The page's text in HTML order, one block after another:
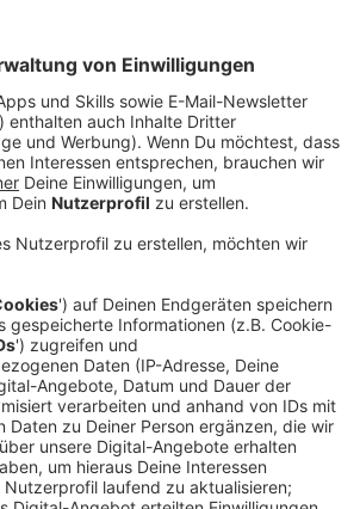
mit "PaybyPhone" läuft zum
hat man nach einer europaweiten
weil sich die EasyPark
Option herausgestellt
mit.
im Apple- und Google Play Store
werden.
ein Online-Parkticket genauso viel
am Automaten. Außerhalb von
Parken mit der App "EasyPark"
Standort und Betreiber –
anfallen.